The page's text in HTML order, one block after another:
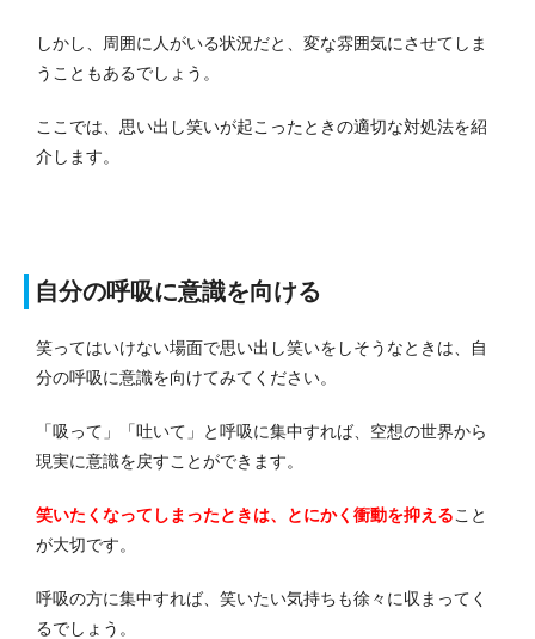
しかし、周囲に人がいる状況だと、変な雰囲気にさせてしま
うこともあるでしょう。
ここでは、思い出し笑いが起こったときの適切な対処法を紹
介します。
自分の呼吸に意識を向ける
笑ってはいけない場面で思い出し笑いをしそうなときは、自
分の呼吸に意識を向けてみてください。
「吸って」「吐いて」と呼吸に集中すれば、空想の世界から
現実に意識を戻すことができます。
笑いたくなってしまったときは、とにかく衝動を抑えること
が大切です。
呼吸の方に集中すれば、笑いたい気持ちも徐々に収まってく
るでしょう。